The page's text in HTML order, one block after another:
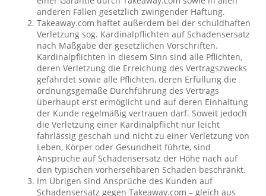
anderen Fällen gesetzlich zwingender Haftung.
Takeaway.com haftet außerdem bei der schuldhaften
Verletzung sog. Kardinalpflichten auf Schadensersatz
nach Maßgabe der gesetzlichen Vorschriften.
Kardinalpflichten in diesem Sinn sind alle Pflichten,
deren Verletzung die Erreichung des Vertragszwecks
gefährdet sowie alle Pflichten, deren Erfüllung die
ordnungsgemäße Durchführung des Vertrags
überhaupt erst ermöglicht und auf deren Einhaltung
der Kunde regelmäßig vertrauen darf. Soweit jedoch
die Verletzung einer Kardinalpflicht nur leicht
fahrlässig geschah und nicht zu einer Verletzung von
Leben, Körper oder Gesundheit führte, sind
Ansprüche auf Schadensersatz der Höhe nach auf
den typischen vorhersehbaren Schaden beschränkt.
Im Übrigen sind Ansprüche des Kunden auf
Schadensersatz gegen Takeaway.com – gleich aus